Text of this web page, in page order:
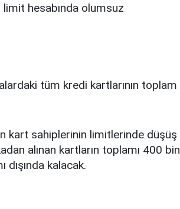
limit hesabında olumsuz
tüm kredi kartlarının toplam
kart sahiplerinin limitlerinde düşüş
alınan kartların toplamı 400 bin
dışında kalacak.